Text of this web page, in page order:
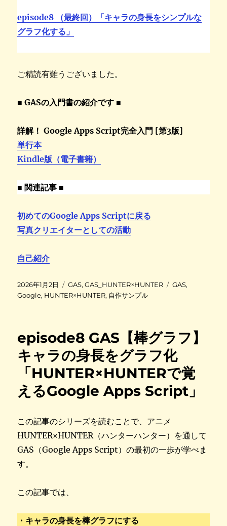
episode8 （最終回）「キャラの身長をシンプルな
グラフ化する」
ご精読有難うございました。
■ GASの入門書の紹介です ■
詳解！ Google Apps Script完全入門 [第3版]
単行本
Kindle版（電子書籍）
■ 関連記事 ■
初めてのGoogle Apps Scriptに戻る
写真クリエイターとしての活動
自己紹介
投
稿
2026年1月2日
カ
テ
GAS,GAS_HUNTER×HUNTER
タ
GAS,
Google, HUNTER×HUNTER, 自作サンプル
episode8 GAS【棒グラフ】
キャラの身長をグラフ化
「HUNTER×HUNTERで覚
えるGoogle Apps Script」
この記事のシリーズを読むことで、アニメ
HUNTER×HUNTER（ハンターハンター）を通して
GAS（Google Apps Script）の最初の一歩が学べま
す。
この記事では、
・キャラの身長を棒グラフにする